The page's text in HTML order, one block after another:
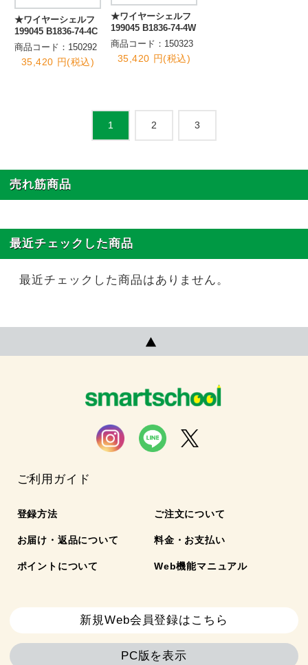
★ワイヤーシェルフ
199045 B1836-74-4C
商品コード：150292
35,420 円(税込)
★ワイヤーシェルフ
199045 B1836-74-4W
商品コード：150323
35,420 円(税込)
1 2 3
売れ筋商品
最近チェックした商品
最近チェックした商品はありません。
ご利用ガイド
登録方法 ご注文について
お届け・返品について 料金・お支払い
ポイントについて Web機能マニュアル
新規Web会員登録はこちら
PC版を表示